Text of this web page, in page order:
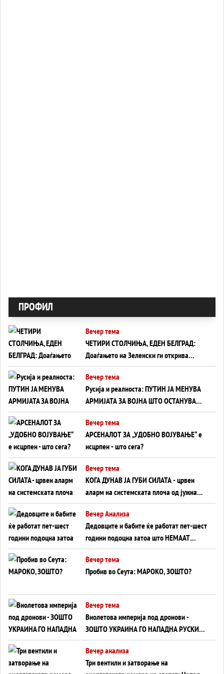
ПРОФИЛ
Вечер тема
ЧЕТИРИ СТОЛЧИЊА, ЕДЕН БЕЛГРАД:
Доаѓањето на Зеленски ги открива
тајните на политиката на балансирање
на Вучиќ
Вечер тема
Русија и реалноста: ПУТИН ЈА МЕНУВА
АРМИЈАТА ЗА ВОЈНА ШТО ОСТАНУВА
БЕЗ ФРОНТ
Вечер тема
АРСЕНАЛОТ ЗА „УДОБНО ВОЈУВАЊЕ“ е
исцрпен - што сега?
Вечер тема
КОГА ДУНАВ ЈА ГУБИ СИЛАТА - црвен
аларм на системската плоча од јужна
Германија до Црното Море...
Вечер Анализа
Дедовците и бабите ќе работат пет-шест
години подоцна затоа што НЕМААТ
ВНУЦИ ДА ГИ ЗАМЕНАТ
Вечер тема
Пробив во Сеута: МАРОКО, ЗОШТО?
Вечер тема
Виолетова империја под дронови -
ЗОШТО УКРАИНА ГО НАПАДНА РУСКИОТ
WILDBERRIES
Вечер анализа
Три вентили и затворање на